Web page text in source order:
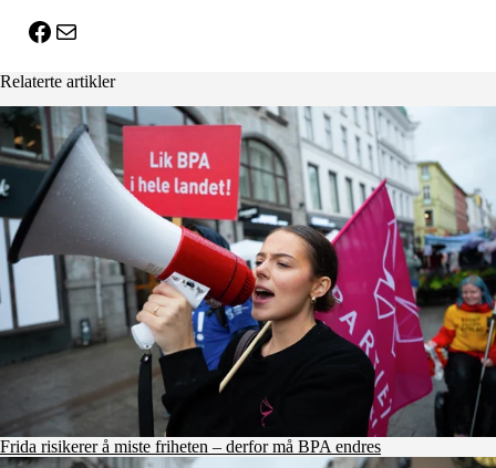
X
Facebook
E-post
Relaterte artikler
Frida risikerer å miste friheten – derfor må BPA endres